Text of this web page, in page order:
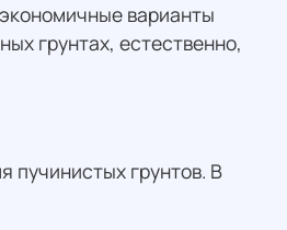
варианты
грунтах, естественно,
пучинистых грунтов. В